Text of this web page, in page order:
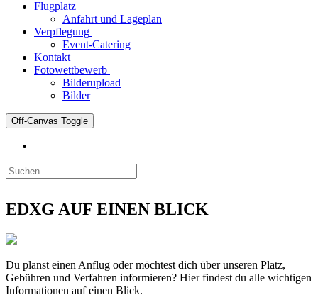
Flugplatz
Anfahrt und Lageplan
Verpflegung
Event-Catering
Kontakt
Fotowettbewerb
Bilderupload
Bilder
Off-Canvas Toggle
EDXG AUF EINEN BLICK
Du planst einen Anflug oder möchtest dich über unseren Platz,
Gebühren und Verfahren informieren? Hier findest du alle wichtigen
Informationen auf einen Blick.